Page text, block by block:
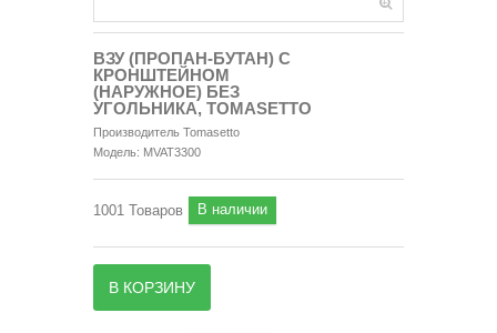
ВЗУ (ПРОПАН-БУТАН) С
КРОНШТЕЙНОМ
(НАРУЖНОЕ) БЕЗ
УГОЛЬНИКА, TOMASETTO
Производитель Tomasetto
Модель: MVAT3300
1001 Товаров В наличии
В КОРЗИНУ